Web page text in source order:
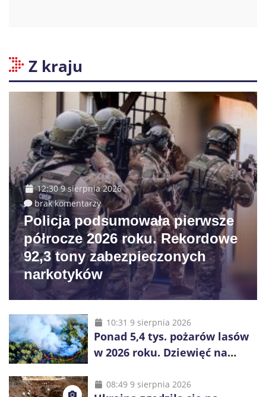
Z kraju
12:30 9 sierpnia 2026
brak komentarzy
Policja podsumowała pierwsze
półrocze 2026 roku. Rekordowe
92,3 tony zabezpieczonych
narkotyków
10:31 9 sierpnia 2026
Ponad 5,4 tys. pożarów lasów
w 2026 roku. Dziewięć na
08:49 9 sierpnia 2026